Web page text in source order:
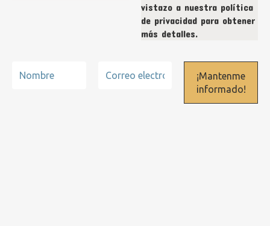
vistazo a nuestra política
de privacidad para obtener
más detalles.